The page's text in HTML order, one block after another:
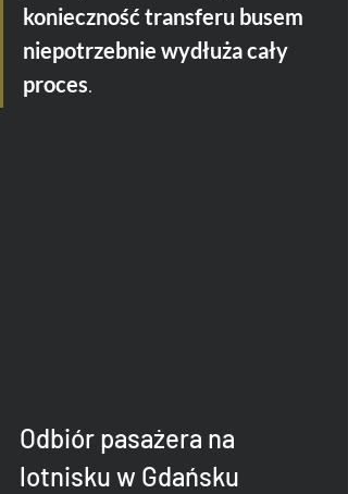
konieczność transferu busem
niepotrzebnie wydłuża cały
proces.
Odbiór pasażera na
lotnisku w Gdańsku